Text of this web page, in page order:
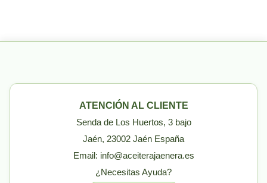
ATENCIÓN AL CLIENTE
Senda de Los Huertos, 3 bajo
Jaén, 23002 Jaén España
Email: info@aceiterajaenera.es
¿Necesitas Ayuda?